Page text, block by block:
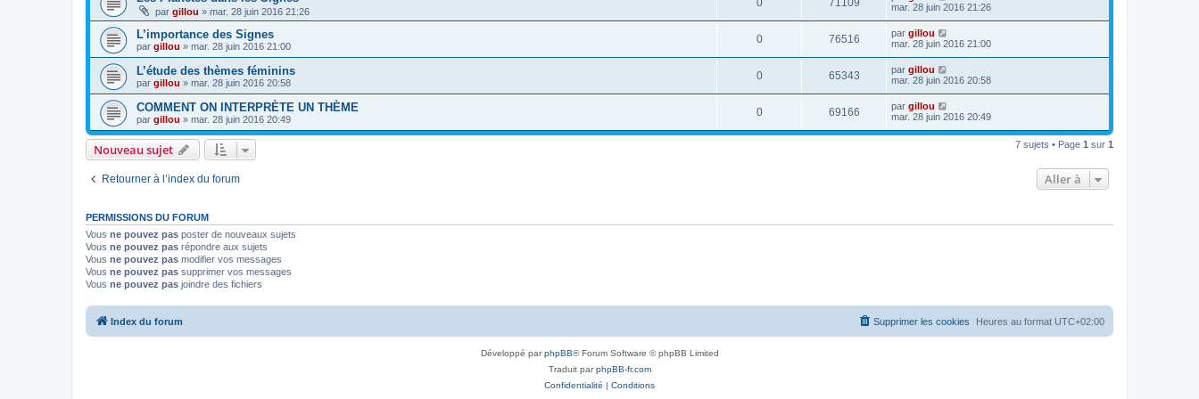
par gillou » mar. 28 juin 2016 21:26
0 71109
mar. 28 juin 2016 21:26
L’importance des Signes
par gillou » mar. 28 juin 2016 21:00
0 76516 par gillou
mar. 28 juin 2016 21:00
L’étude des thèmes féminins
par gillou » mar. 28 juin 2016 20:58
0 65343 par gillou
mar. 28 juin 2016 20:58
COMMENT ON INTERPRÈTE UN THÈME
par gillou » mar. 28 juin 2016 20:49
0 69166 par gillou
mar. 28 juin 2016 20:49
Nouveau sujet 7 sujets • Page 1 sur 1
Retourner à l’index du forum Aller à
PERMISSIONS DU FORUM
Vous ne pouvez pas poster de nouveaux sujets
Vous ne pouvez pas répondre aux sujets
Vous ne pouvez pas modifier vos messages
Vous ne pouvez pas supprimer vos messages
Vous ne pouvez pas joindre des fichiers
Index du forum Heures au format UTC+02:00
Supprimer les cookies
Développé parphpBB® Forum Software © phpBB Limited
Traduit parphpBB-fr.com
Confidentialité | Conditions